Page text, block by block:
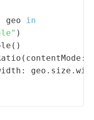
geo in
)